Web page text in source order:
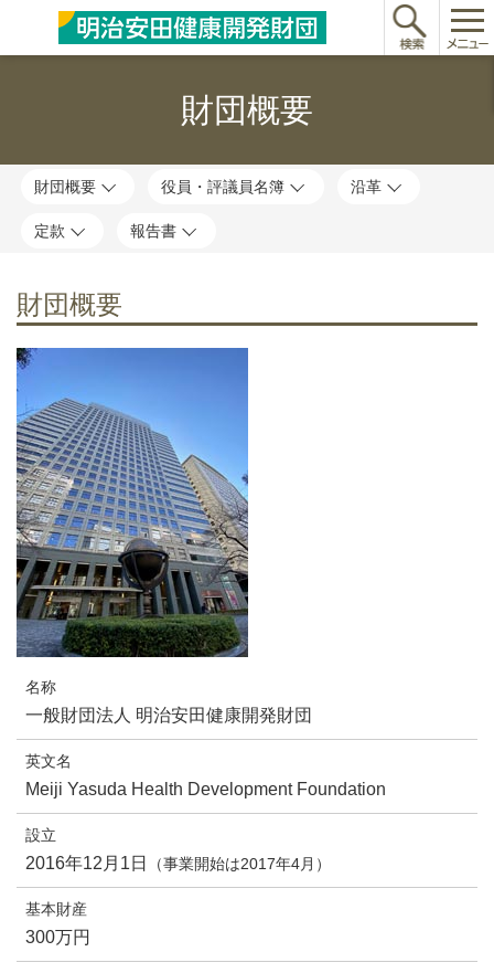
財団概要
財団概要 役員・評議員名簿 沿革
定款 報告書
財団概要
名称
一般財団法人 明治安田健康開発財団
英文名
Meiji Yasuda Health Development Foundation
設立
2016年12月1日 （事業開始は2017年4月）
基本財産
300万円